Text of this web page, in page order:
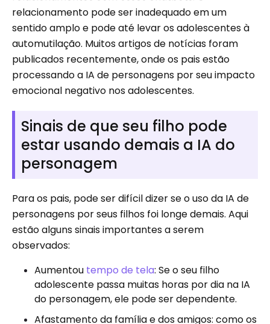
relacionamento pode ser inadequado em um
sentido amplo e pode até levar os adolescentes à
automutilação. Muitos artigos de notícias foram
publicados recentemente, onde os pais estão
processando a IA de personagens por seu impacto
emocional negativo nos adolescentes.
Sinais de que seu filho pode
estar usando demais a IA do
personagem
Para os pais, pode ser difícil dizer se o uso da IA ​​de
personagens por seus filhos foi longe demais. Aqui
estão alguns sinais importantes a serem
observados:
Aumentou tempo de tela: Se o seu filho
adolescente passa muitas horas por dia na IA
do personagem, ele pode ser dependente.
Afastamento da família e dos amigos: como os